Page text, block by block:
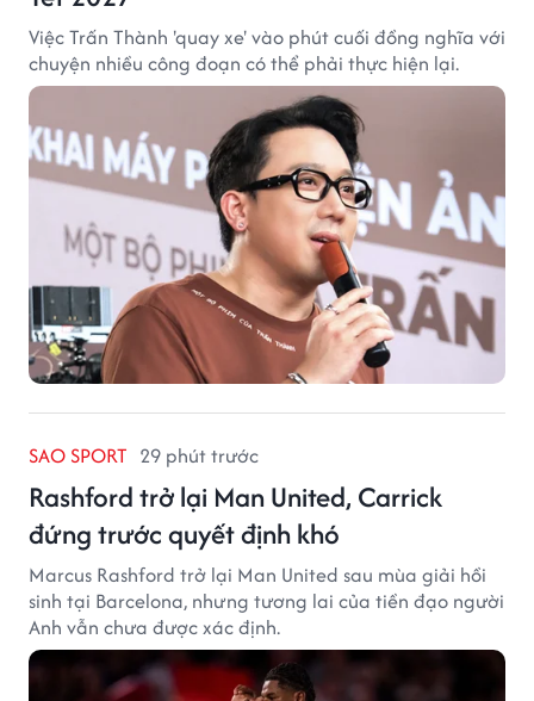
Việc Trấn Thành 'quay xe' vào phút cuối đồng nghĩa với
chuyện nhiều công đoạn có thể phải thực hiện lại.
SAO SPORT 29 phút trước
Rashford trở lại Man United, Carrick
đứng trước quyết định khó
Marcus Rashford trở lại Man United sau mùa giải hồi
sinh tại Barcelona, nhưng tương lai của tiền đạo người
Anh vẫn chưa được xác định.